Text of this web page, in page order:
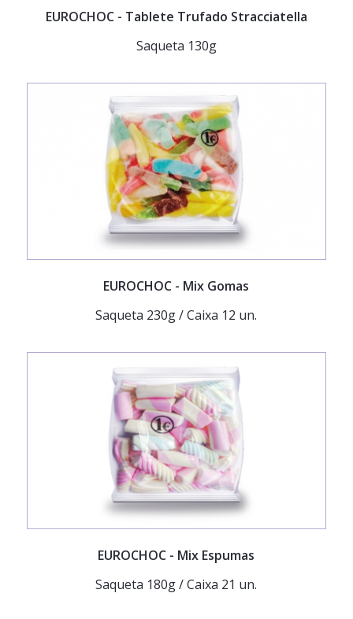
EUROCHOC- Tablete Trufado Stracciatella
Saqueta 130g
EUROCHOC - Mix Gomas
Saqueta 230g / Caixa 12 un.
EUROCHOC - Mix Espumas
Saqueta 180g / Caixa 21 un.